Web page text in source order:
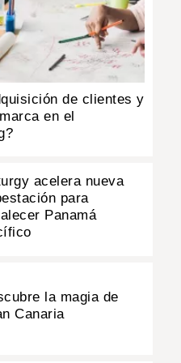
de clientes y
en el
acelera nueva
para
Panamá
la magia de
Canaria